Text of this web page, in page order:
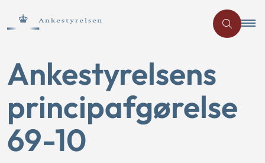
Ankestyrelsens
principafgørelse
69-10